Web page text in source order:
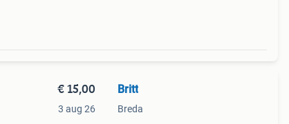
€ 15,00
3 aug 26
Britt
Breda